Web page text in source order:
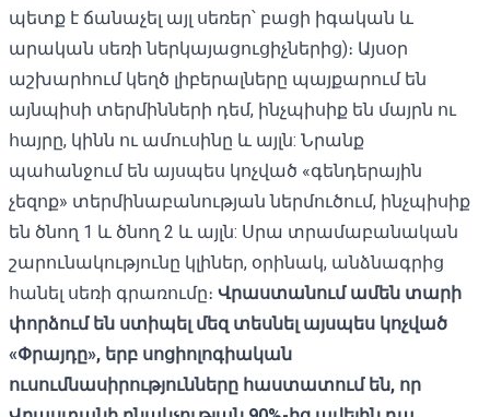
պետք է ճանաչել այլ սեռեր՝ բացի իգական և
արական սեռի ներկայացուցիչներից)։ Այսօր
աշխարհում կեղծ լիբերալները պայքարում են
այնպիսի տերմինների դեմ, ինչպիսիք են մայրն ու
հայրը, կինն ու ամուսինը և այլն: Նրանք
պահանջում են այսպես կոչված «գենդերային
չեզոք» տերմինաբանության ներմուծում, ինչպիսիք
են ծնող 1 և ծնող 2 և այլն: Սրա տրամաբանական
շարունակությունը կլիներ, օրինակ, անձնագրից
հանել սեռի գրառումը։ Վրաստանում ամեն տարի
փորձում են ստիպել մեզ տեսնել այսպես կոչված
«Փրայդը», երբ սոցիոլոգիական
ուսումնասիրությունները հաստատում են, որ